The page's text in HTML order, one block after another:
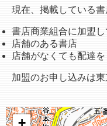
現在、掲載している
書店商業組合に加盟
店舗のある書店
店舗がなくても配達
加盟のお申し込みは
+